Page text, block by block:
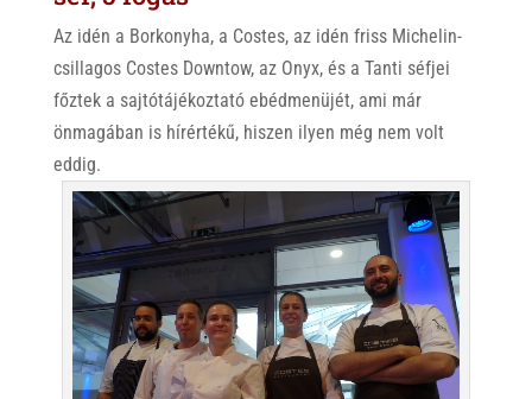
Az idén a Borkonyha, a Costes, az idén friss Michelin-
csillagos Costes Downtow, az Onyx, és a Tanti séfjei
főztek a sajtótájékoztató ebédmenüjét, ami már
önmagában is hírértékű, hiszen ilyen még nem volt
eddig.